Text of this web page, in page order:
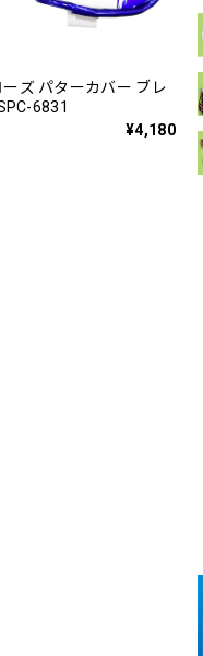
ズ パターカバー ブレ
6831
¥4,180